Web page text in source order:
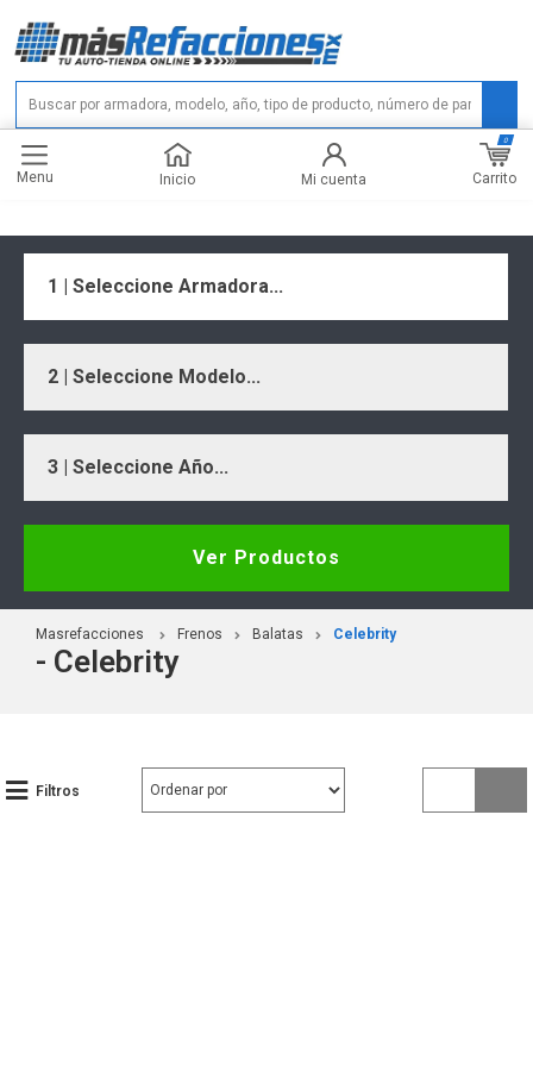
Menu Inicio Mi cuenta Carrito
0
1 | Seleccione Armadora...
2 | Seleccione Modelo...
3 | Seleccione Año...
Ver Productos
Masrefacciones Frenos Balatas Celebrity
- Celebrity
Filtros